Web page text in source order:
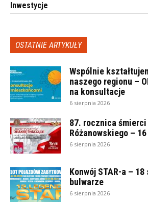
Inwestycje
OSTATNIE ARTYKUŁY
Wspólnie
naszego regionu –
na konsultacje
6 sierpnia 2026
87. rocznica śmierci
Różanowskiego –
6 sierpnia 2026
Konwój STAR-a –
bulwarze
6 sierpnia 2026